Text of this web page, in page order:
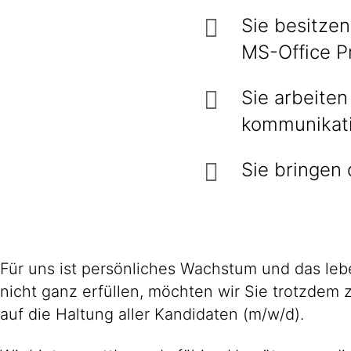
Sie
MS-Office
Sie
Sie bringen
Für uns ist persönliches Wachstum und das
nicht ganz erfüllen, möchten wir Sie trotzdem
auf die Haltung aller Kandidaten (m/w/d).